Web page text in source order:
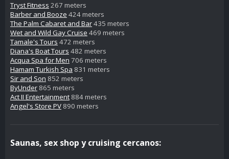
Tryst Fitness 267 meters
Barber and Booze 424 meters
The Palm Cabaret and Bar435 meters
Wet and Wild Gay Cruise 469 meters
Tamale's Tours 472 meters
Diana's Boat Tours 482 meters
Acqua Spa for Men 706 meters
Hamam Turkish Spa 831 meters
Sir and Son 852 meters
ByUnder 865 meters
Act II Entertainment 884 meters
Angel's Store PV 890 meters
Saunas, sex shop y cruising cercanos: